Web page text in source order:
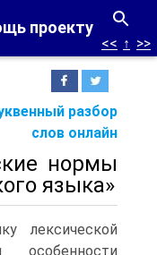
проекту
разбор
слов онлайн
<< ↑ >>
нормы
языка»
лексической